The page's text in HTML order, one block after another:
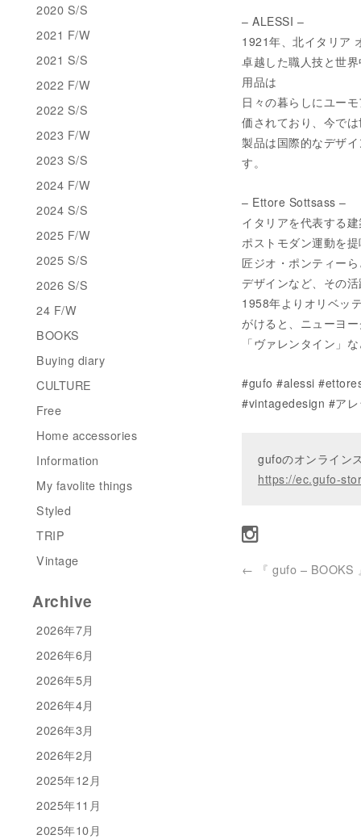
– ALESSI –
1921年、北イタリア
卓越した職人技と世
用品は
日々の暮らしにユー
価されており、今で
製品は国際的なデザ
す。
– Ettore Sottsass –
イタリアを代表する
ポストモダン運動を
匠ジオ・ポンティー
デザインなど、その
1958年よりオリベッ
がけると、ニューヨ
「ヴァレンタイン」
#gufo #alessi
#vintagedesign #ア
gufoのオンライン
https://ec.gufo-
← 『 gufo – BOOKS
2020 S/S
2021 F/W
2021 S/S
2022 F/W
2022 S/S
2023 F/W
2023 S/S
2024 F/W
2024 S/S
2025 F/W
2025 S/S
2026 S/S
24 F/W
BOOKS
Buying diary
CULTURE
Free
Home accessories
Information
My favolite things
Styled
TRIP
Vintage
Archive
2026年7月
2026年6月
2026年5月
2026年4月
2026年3月
2026年2月
2025年12月
2025年11月
2025年10月